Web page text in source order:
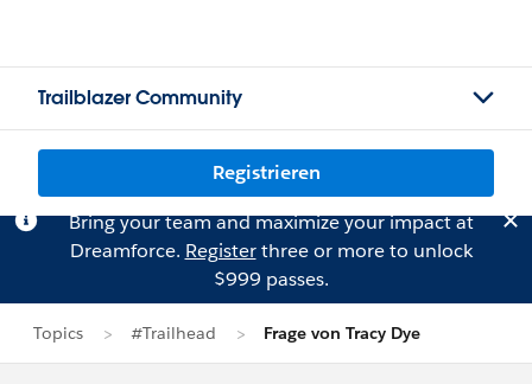
Trailblazer Community
Registrieren
Bring your team and maximize your impact at
Dreamforce. Registerthree or more to unlock
$999 passes.
Topics #Trailhead Frage von Tracy Dye